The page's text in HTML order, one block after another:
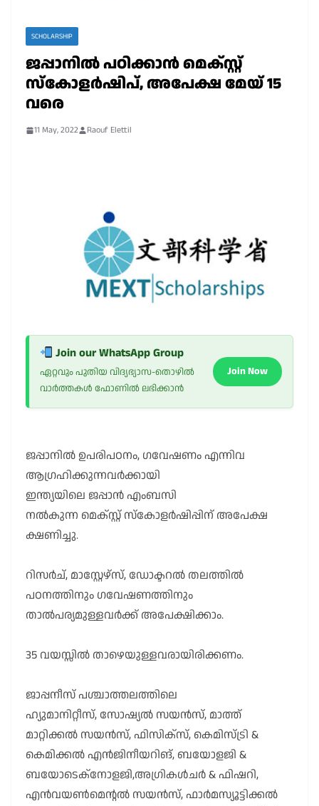
SCHOLARSHIP
ജപ്പാനിൽ പഠിക്കാൻ മെക്സ്റ്റ്
സ്കോളർഷിപ്, അപേക്ഷ മേയ് 15
വരെ
11 May, 2022 Raouf Elettil
Join our WhatsApp Group
ഏറ്റവും പുതിയ വിദ്യഭ്യാസ-തൊഴിൽ
വാർത്തകൾ ഫോണിൽ ലഭിക്കാൻ
Join Now
ജപ്പാനിൽ ഉപരിപഠനം, ഗവേഷണം എന്നിവ
ആഗ്രഹിക്കുന്നവർക്കായി
ഇന്ത്യയിലെ ജപ്പാൻ എംബസി
നൽകുന്ന മെക്സ്റ്റ് സ്കോളർഷിപ്പിന് അപേക്ഷ
ക്ഷണിച്ചു.
റിസർച്, മാസ്റ്റേഴ്സ്, ഡോക്ടറൽ തലത്തിൽ
പഠനത്തിനും ഗവേഷണത്തിനും
താൽപര്യമുള്ളവർക്ക് അപേക്ഷിക്കാം.
35 വയസ്സിൽ താഴെയുള്ളവരായിരിക്കണം.
ജാപ്പനീസ് പശ്ചാത്തലത്തിലെ
ഹ്യുമാനിറ്റീസ്, സോഷ്യൽ സയൻസ്, മാത്ത്
മാറ്റിക്കൽ സയൻസ്, ഫിസിക്സ്, കെമിസ്ട്രി &
കെമിക്കൽ എൻജിനീയറിങ്, ബയോളജി &
ബയോടെക്നോളജി,അഗ്രികൾചർ & ഫിഷറി,
എൻവയൺമെന്റൽ സയൻസ്, ഫാർമസ്യൂട്ടിക്കൽ